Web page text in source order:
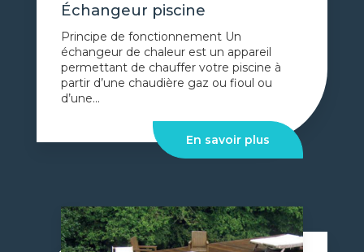
Échangeur piscine
Principe de fonctionnement Un
échangeur de chaleur est un appareil
permettant de chauffer votre piscine à
partir d’une chaudière gaz ou fioul ou
d’une...
En savoir plus